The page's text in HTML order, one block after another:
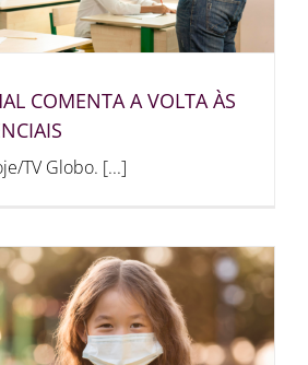
COMENTA A VOLTA ÀS
TV Globo. [...]